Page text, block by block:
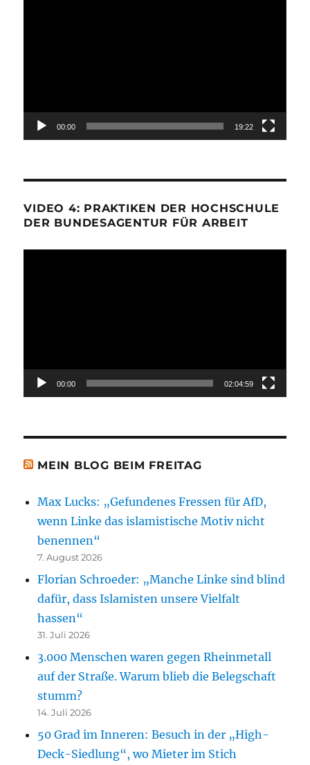
00:00 19:22
VIDEO 4: PRAKTIKEN DER HOCHSCHULE
DER BUNDESAGENTUR FÜR ARBEIT
00:00 02:04:59
MEIN BLOG BEIM FREITAG
Max Lucks: „Gefundenes Fressen für AfD,
wenn Linke das islamistische Motiv nicht
benennen“
7. August 2026
Florian Schroeder: „Manche Linke sind blind
dafür, dass Islamisten unsere Vielfalt
hassen“
31. Juli 2026
3.000 Menschen waren gegen Rheinmetall
auf der Straße. Warum blieb die Belegschaft
stumm?
14. Juli 2026
50 Grad im Inneren: Besuch in der „High-
Deck-Siedlung“, wo Mieter im Stich